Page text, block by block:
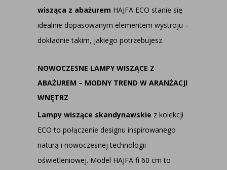
wisząca z abażurem HAJFA ECO stanie się
idealnie dopasowanym elementem wystroju –
dokładnie takim, jakiego potrzebujesz.
NOWOCZESNE LAMPY WISZĄCE Z
ABAŻUREM – MODNY TREND W ARANŻACJI
WNĘTRZ
Lampy wiszące skandynawskie z kolekcji
ECO to połączenie designu inspirowanego
naturą i nowoczesnej technologii
oświetleniowej. Model HAJFA fi 60 cm to